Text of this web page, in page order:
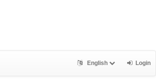
English Login